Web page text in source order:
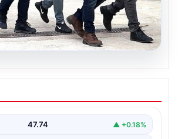
bahis suçlaması.
el konuldu
47.74 ▲ +0.18%